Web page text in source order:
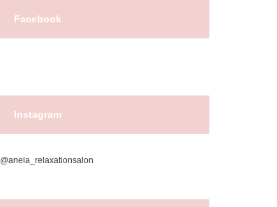
Facebook
Instagram
@anela_relaxationsalon